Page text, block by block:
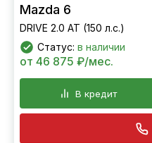
Mazda 6
DRIVE 2.0 AT (150 л.с.)
Статус: в наличии
от 46 875 ₽/мес.
В кредит